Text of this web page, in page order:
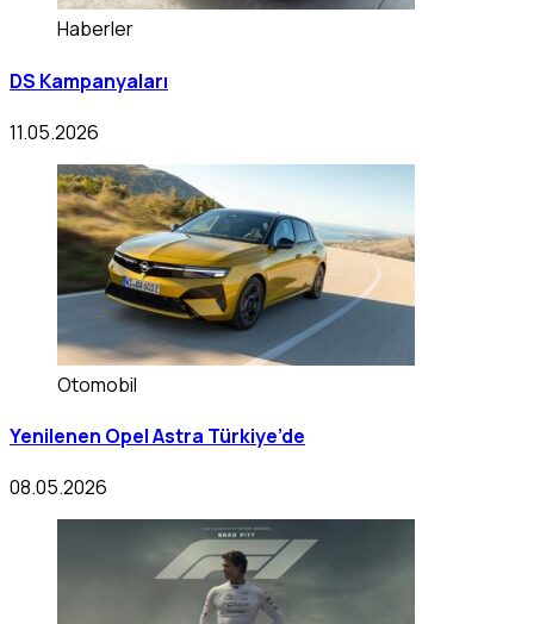
Haberler
DS Kampanyaları
11.05.2026
Otomobil
Yenilenen Opel Astra Türkiye’de
08.05.2026